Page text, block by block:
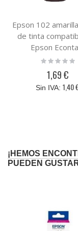
Epson 102
de tinta
Epson
C13T03R440
Rating:
1,69 €
1,40
¡HEMOS
PUEDEN